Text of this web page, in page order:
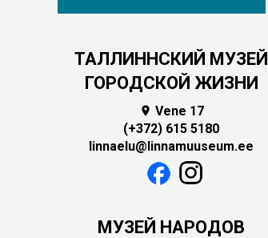
ТАЛЛИННСКИЙ МУЗЕЙ
ГОРОДСКОЙ ЖИЗНИ
 Vene 17
(+372) 615 5180
linnaelu@linnamuuseum.ee
MУЗЕЙ НАРОДОВ